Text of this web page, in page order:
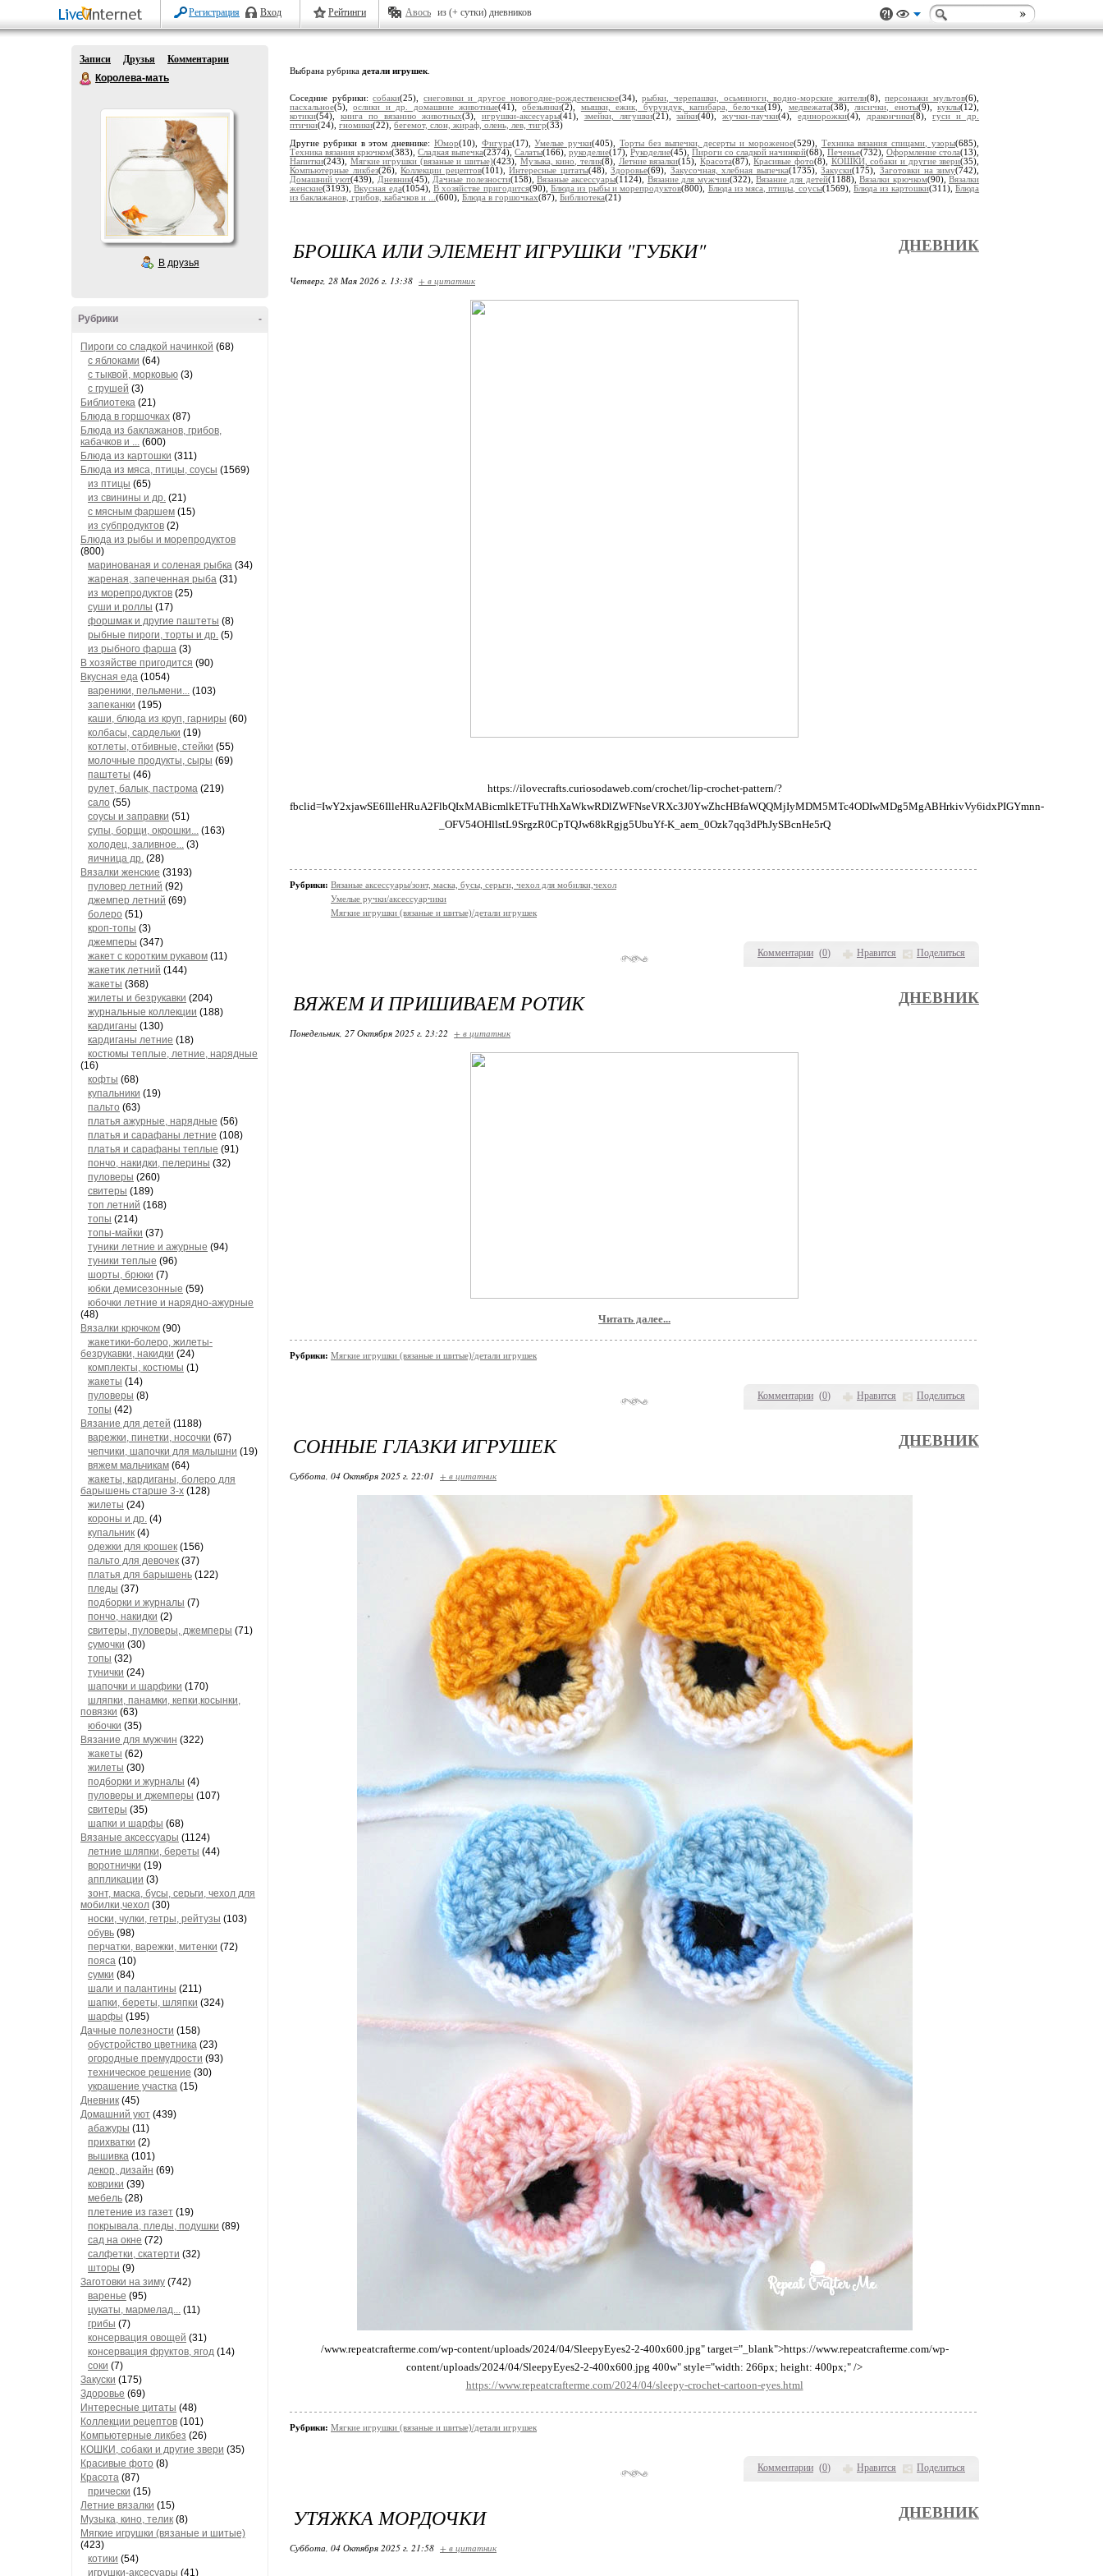
Регистрация Вход Рейтинги Авось из (+ сутки) дневников
Записи Друзья
Комментарии
Королева-мать
В друзья
-
Рубрики
Пироги со сладкой начинкой (68)
с яблоками (64)
с тыквой, морковью (3)
с грушей (3)
Библиотека (21)
Блюда в горшочках (87)
Блюда из баклажанов, грибов,
кабачков и ... (600)
Блюда из картошки (311)
Блюда из мяса, птицы, соусы (1569)
из птицы (65)
из свинины и др. (21)
с мясным фаршем (15)
из субпродуктов (2)
Блюда из рыбы и морепродуктов
(800)
маринованая и соленая рыбка (34)
жареная, запеченная рыба (31)
из морепродуктов (25)
суши и роллы (17)
форшмак и другие паштеты (8)
рыбные пироги, торты и др. (5)
из рыбного фарша (3)
В хозяйстве пригодится (90)
Вкусная еда (1054)
вареники, пельмени... (103)
запеканки (195)
каши, блюда из круп, гарниры (60)
колбасы, сардельки (19)
котлеты, отбивные, стейки (55)
молочные продукты, сыры (69)
паштеты (46)
рулет, балык, пастрома (219)
сало (55)
соусы и заправки (51)
супы, борщи, окрошки... (163)
холодец, заливное... (3)
яичница др. (28)
Вязалки женские (3193)
пуловер летний (92)
джемпер летний (69)
болеро (51)
кроп-топы (3)
джемперы (347)
жакет с коротким рукавом (11)
жакетик летний (144)
жакеты (368)
жилеты и безрукавки (204)
журнальные коллекции (188)
кардиганы (130)
кардиганы летние (18)
костюмы теплые, летние, нарядные
(16)
кофты (68)
купальники (19)
пальто (63)
платья ажурные, нарядные (56)
платья и сарафаны летние (108)
платья и сарафаны теплые (91)
пончо, накидки, пелерины (32)
пуловеры (260)
свитеры (189)
топ летний (168)
топы (214)
топы-майки (37)
туники летние и ажурные (94)
туники теплые (96)
шорты, брюки (7)
юбки демисезонные (59)
юбочки летние и нарядно-ажурные
(48)
Вязалки крючком (90)
жакетики-болеро, жилеты-
безрукавки, накидки (24)
комплекты, костюмы (1)
жакеты (14)
пуловеры (8)
топы (42)
Вязание для детей (1188)
варежки, пинетки, носочки (67)
чепчики, шапочки для малышни (19)
вяжем мальчикам (64)
жакеты, кардиганы, болеро для
барышень старше 3-х (128)
жилеты (24)
короны и др. (4)
купальник (4)
одежки для крошек (156)
пальто для девочек (37)
платья для барышень (122)
пледы (37)
подборки и журналы (7)
пончо, накидки (2)
свитеры, пуловеры, джемперы (71)
сумочки (30)
топы (32)
тунички (24)
шапочки и шарфики (170)
шляпки, панамки, кепки,косынки,
повязки (63)
юбочки (35)
Вязание для мужчин (322)
жакеты (62)
жилеты (30)
подборки и журналы (4)
пуловеры и джемперы (107)
свитеры (35)
шапки и шарфы (68)
Вязаные аксессуары (1124)
летние шляпки, береты (44)
воротнички (19)
аппликации (3)
зонт, маска, бусы, серьги, чехол для
мобилки,чехол (30)
носки, чулки, гетры, рейтузы (103)
обувь (98)
перчатки, варежки, митенки (72)
пояса (10)
сумки (84)
шали и палантины (211)
шапки, береты, шляпки (324)
шарфы (195)
Дачные полезности (158)
обустройство цветника (23)
огородные премудрости (93)
техническое решение (30)
украшение участка (15)
Дневник (45)
Домашний уют (439)
абажуры (11)
прихватки (2)
вышивка (101)
декор, дизайн (69)
коврики (39)
мебель (28)
плетение из газет (19)
покрывала, пледы, подушки (89)
сад на окне (72)
салфетки, скатерти (32)
шторы (9)
Заготовки на зиму (742)
варенье (95)
цукаты, мармелад... (11)
грибы (7)
консервация овощей (31)
консервация фруктов, ягод (14)
соки (7)
Закуски (175)
Здоровье (69)
Интересные цитаты (48)
Коллекции рецептов (101)
Компьютерные ликбез (26)
КОШКИ, собаки и другие звери (35)
Красивые фото (8)
Красота (87)
прически (15)
Летние вязалки (15)
Музыка, кино, телик (8)
Мягкие игрушки (вязаные и шитые)
(423)
котики (54)
игрушки-аксесуары (41)
Выбрана рубрика детали игрушек
Соседние рубрики:собаки(25), снеговики и другое новогодне-рождественское(34),рыбки, черепашки, осьминоги, водно-морские жители(8),персонажи мультов(6),
пасхальное(5),ослики и др. домашние животные(41),обезьянки(2), мышки, ежик, бурундук, капибара, белочка(19), медвежата(38), лисички, еноты(9),куклы(12),
котики(54), книга по вязанию животных(3), игрушки-аксесуары(41), змейки, лягушки(21),зайки(40),жучки-паучки(4),единорожки(4), дракончики(8),гуси и др.
птички(24), гномики(22), бегемот, слон, жираф, олень, лев, тигр(33)
Другие рубрики в этом дневнике: Юмор(10), Фигура(17),Умелые ручки(405),Торты без выпечки, десерты и мороженое(529), Техника вязания спицами, узоры(685),
Техника вязания крючком(383), Сладкая выпечка(2374), Салаты(166), рукоделие(17), Рукоделие(45), Пироги со сладкой начинкой(68), Печенье(732), Оформление стола(13),
Напитки(243), Мягкие игрушки (вязаные и шитые)(423), Музыка, кино, телик(8), Летние вязалки(15), Красота(87),Красивые фото(8), КОШКИ, собаки и другие звери(35),
Компьютерные ликбез(26),Коллекции рецептов(101),Интересные цитаты(48),Здоровье(69), Закусочная, хлебная выпечка(1735),Закуски(175), Заготовки на зиму(742),
Домашний уют(439), Дневник(45), Дачные полезности(158),Вязаные аксессуары(1124), Вязание для мужчин(322),Вязание для детей(1188),Вязалки крючком(90),Вязалки
женские(3193),Вкусная еда(1054), В хозяйстве пригодится(90), Блюда из рыбы и морепродуктов(800), Блюда из мяса, птицы, соусы(1569),Блюда из картошки(311),Блюда
из баклажанов, грибов, кабачков и ... (600), Блюда в горшочках(87), Библиотека(21)
Комментарии (0) Нравится Поделиться
БРОШКА ИЛИ ЭЛЕМЕНТ ИГРУШКИ "ГУБКИ" ДНЕВНИК
Четверг, 28 Мая 2026 г. 13:38 + в цитатник
https://ilovecrafts.curiosodaweb.com/crochet/lip-crochet-pattern/?
fbclid=IwY2xjawSE6IlleHRuA2FlbQIxMABicmlkETFuTHhXaWkwRDlZWFNseVRXc3J0YwZhcHBfaWQQMjIyMDM5MTc4ODIwMDg5MgABHrkivVy6idxPIGYmnn-
_OFV54OHllstL9SrgzR0CpTQJw68kRgjg5UbuYf-K_aem_0Ozk7qq3dPhJySBcnHe5rQ
Рубрики: Вязаные аксессуары/зонт, маска, бусы, серьги, чехол для мобилки,чехол
Умелые ручки/аксессуарчики
Мягкие игрушки (вязаные и шитые)/детали игрушек
Комментарии (0) Нравится Поделиться
ВЯЖЕМ И ПРИШИВАЕМ РОТИК ДНЕВНИК
Понедельник, 27 Октября 2025 г. 23:22 + в цитатник
Читать далее...
Рубрики: Мягкие игрушки (вязаные и шитые)/детали игрушек
Комментарии (0) Нравится Поделиться
СОННЫЕ ГЛАЗКИ ИГРУШЕК ДНЕВНИК
Суббота, 04 Октября 2025 г. 22:01 + в цитатник
/www.repeatcrafterme.com/wp-content/uploads/2024/04/SleepyEyes2-2-400x600.jpg" target="_blank">https://www.repeatcrafterme.com/wp-
content/uploads/2024/04/SleepyEyes2-2-400x600.jpg 400w" style="width: 266px; height: 400px;" />
https://www.repeatcrafterme.com/2024/04/sleepy-crochet-cartoon-eyes.html
Рубрики: Мягкие игрушки (вязаные и шитые)/детали игрушек
УТЯЖКА МОРДОЧКИ ДНЕВНИК
Суббота, 04 Октября 2025 г. 21:58 + в цитатник